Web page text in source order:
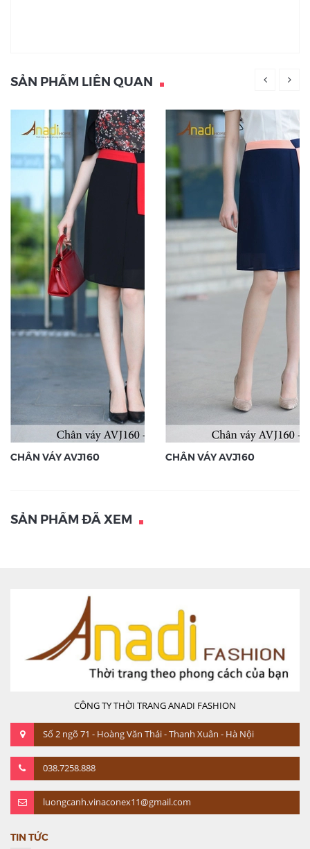
SẢN PHẨM LIÊN QUAN
CHÂN VÁY AVJ160 CHÂN VÁY AVJ160
SẢN PHẨM ĐÃ XEM
CÔNG TY THỜI TRANG ANADI FASHION
Số 2 ngõ 71 - Hoàng Văn Thái - Thanh Xuân - Hà Nội
038.7258.888
luongcanh.vinaconex11@gmail.com
TIN TỨC